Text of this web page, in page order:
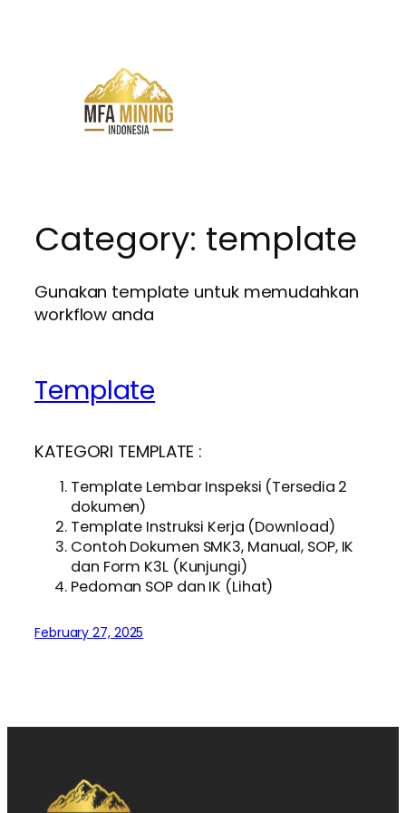
Category: template
Gunakan template untuk memudahkan
workflow anda
Template
KATEGORI TEMPLATE :
Template Lembar Inspeksi (Tersedia 2
dokumen)
Template Instruksi Kerja (Download)
Contoh Dokumen SMK3, Manual, SOP, IK
dan Form K3L (Kunjungi)
Pedoman SOP dan IK (Lihat)
February 27, 2025